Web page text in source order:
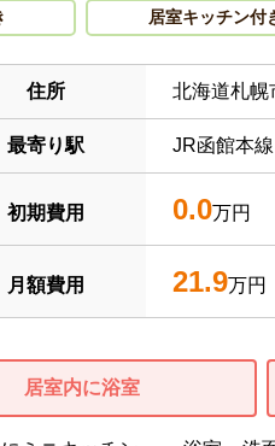
居室キッチン付
住所 北海道札幌
最寄り駅 JR函館本
初期費用 0.0万円
月額費用 21.9万円
居室内に浴室